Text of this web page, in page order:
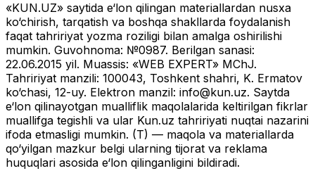
«KUN.UZ» saytida e‘lon qilingan materiallardan nusxa
ko‘chirish, tarqatish va boshqa shakllarda foydalanish
faqat tahririyat yozma roziligi bilan amalga oshirilishi
mumkin. Guvohnoma: №0987. Berilgan sanasi:
22.06.2015 yil. Muassis: «WEB EXPERT» MChJ.
Tahririyat manzili: 100043, Toshkent shahri, K. Ermatov
ko‘chasi, 12-uy. Elektron manzil: info@kun.uz. Saytda
e‘lon qilinayotgan mualliflik maqolalarida keltirilgan fikrlar
muallifga tegishli va ular Kun.uz tahririyati nuqtai nazarini
ifoda etmasligi mumkin. (T) — maqola va materiallarda
qo‘yilgan mazkur belgi ularning tijorat va reklama
huquqlari asosida e‘lon qilinganligini bildiradi.